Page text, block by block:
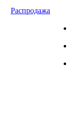
Распродажа